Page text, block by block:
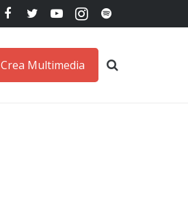
Crea Multimedia